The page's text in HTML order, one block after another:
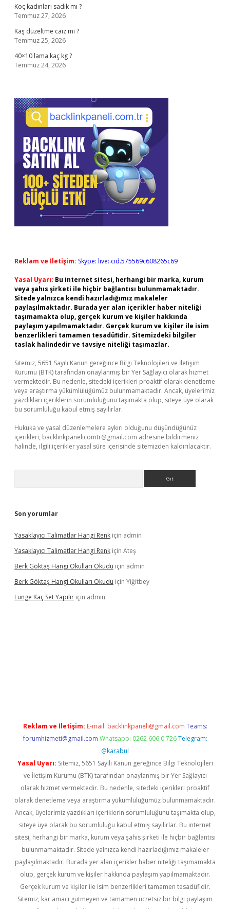
Koç kadınları sadık mı ?
Temmuz 27, 2026
Kaş düzeltme caiz mi ?
Temmuz 25, 2026
40×10 lama kaç kg ?
Temmuz 24, 2026
Reklam ve İletişim: Skype: live:.cid.575569c608265c69
Yasal Uyarı: Bu internet sitesi, herhangi bir marka, kurum
veya şahıs şirketi ile hiçbir bağlantısı bulunmamaktadır.
Sitede yalnızca kendi hazırladığımız makaleler
paylaşılmaktadır. Burada yer alan içerikler haber niteliği
taşımamakta olup, gerçek kurum ve kişiler hakkında
paylaşım yapılmamaktadır. Gerçek kurum ve kişiler ile isim
benzerlikleri tamamen tesadüfidir. Sitemizdeki bilgiler
taslak halindedir ve tavsiye niteliği taşımazlar.
Sitemiz, 5651 Sayılı Kanun gereğince Bilgi Teknolojileri ve İletişim
Kurumu (BTK) tarafından onaylanmış bir Yer Sağlayıcı olarak hizmet
vermektedir. Bu nedenle, sitedeki içerikleri proaktif olarak denetleme
veya araştırma yükümlülüğümüz bulunmamaktadır. Ancak, üyelerimiz
yazdıkları içeriklerin sorumluluğunu taşımakta olup, siteye üye olarak
bu sorumluluğu kabul etmiş sayılırlar.
Hukuka ve yasal düzenlemelere aykırı olduğunu düşündüğünüz
içerikleri, backlinkpanelicomtr@gmail.com adresine bildirmeniz
halinde, ilgili içerikler yasal süre içerisinde sitemizden kaldırılacaktır.
Son yorumlar
Yasaklayıcı Talimatlar Hangi Renk için admin
Yasaklayıcı Talimatlar Hangi Renk için Ateş
Berk Göktaş Hangi Okulları Okudu için admin
Berk Göktaş Hangi Okulları Okudu için Yiğitbey
Lunge Kaç Set Yapılır için admin
Reklam ve İletişim: E-mail: backlinkpaneli@gmail.com Teams:
forumhizmeti@gmail.com Whatsapp: 0262 606 0 726 Telegram:
@karabul
Yasal Uyarı: Sitemiz, 5651 Sayılı Kanun gereğince Bilgi Teknolojileri
ve İletişim Kurumu (BTK) tarafından onaylanmış bir Yer Sağlayıcı
olarak hizmet vermektedir. Bu nedenle, sitedeki içerikleri proaktif
olarak denetleme veya araştırma yükümlülüğümüz bulunmamaktadır.
Ancak, üyelerimiz yazdıkları içeriklerin sorumluluğunu taşımakta olup,
siteye üye olarak bu sorumluluğu kabul etmiş sayılırlar. Bu internet
sitesi, herhangi bir marka, kurum veya şahıs şirketi ile hiçbir bağlantısı
bulunmamaktadır. Sitede yalnızca kendi hazırladığımız makaleler
paylaşılmaktadır. Burada yer alan içerikler haber niteliği taşımamakta
olup, gerçek kurum ve kişiler hakkında paylaşım yapılmamaktadır.
Gerçek kurum ve kişiler ile isim benzerlikleri tamamen tesadüfidir.
Sitemiz, kar amacı gütmeyen ve tamamen ücretsiz bir bilgi paylaşım